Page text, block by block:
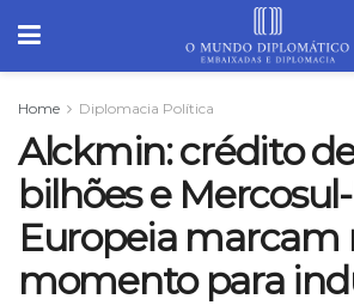
Home Diplomacia Política
Alckmin: crédito
bilhões e
Europeia marcam
momento para